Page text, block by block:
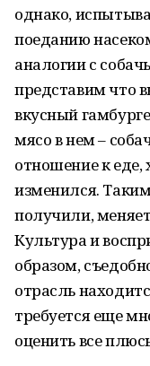
однако,
поеданию
аналогии с
представим что
вкусный
мясо в нем –
отношение к еде,
изменился.
получили,
Культура и
образом,
отрасль
требуется еще
оценить все